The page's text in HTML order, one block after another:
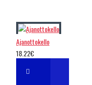
Ajanottokello
18.22€